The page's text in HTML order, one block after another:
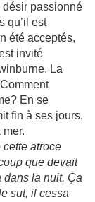
désir passionné
qu’il est
été acceptés,
invité
La
En se
fin à ses jours,
cette atroce
que devait
la nuit. Ça
sut, il cessa